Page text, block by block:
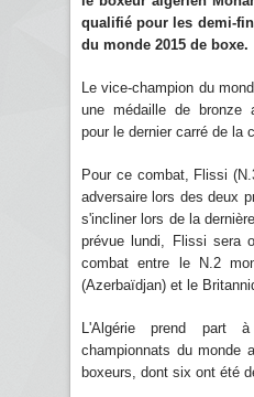
qualifié pour les demi-
du monde 2015 de boxe.
Le vice-champion du
une médaille de bronze
pour le dernier carré de la
Pour ce combat, Flissi
adversaire lors des deux
s'incliner lors de la
prévue lundi, Flissi sera
combat entre le N.2
(Azerbaïdjan) et le
L'Algérie prend part
championnats du monde
boxeurs, dont six ont été